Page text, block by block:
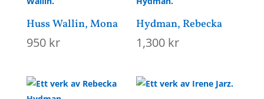
Huss Wallin, Mona
950 kr
Hydman, Rebecka
1,300 kr